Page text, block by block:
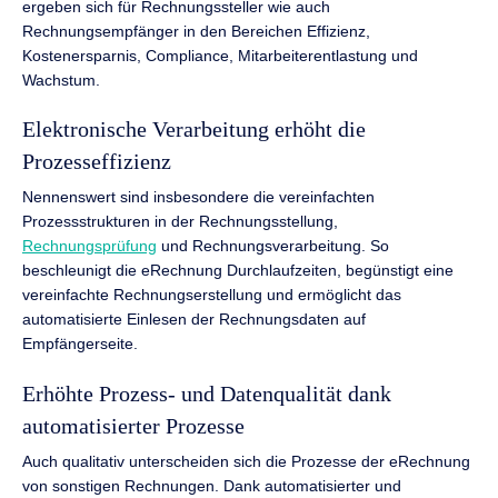
ergeben sich für Rechnungssteller wie auch
Rechnungsempfänger in den Bereichen Effizienz,
Kostenersparnis, Compliance, Mitarbeiterentlastung und
Wachstum.
Elektronische Verarbeitung erhöht die
Prozesseffizienz
Nennenswert sind insbesondere die vereinfachten
Prozessstrukturen in der Rechnungsstellung,
Rechnungsprüfung und Rechnungsverarbeitung. So
beschleunigt die eRechnung Durchlaufzeiten, begünstigt eine
vereinfachte Rechnungserstellung und ermöglicht das
automatisierte Einlesen der Rechnungsdaten auf
Empfängerseite.
Erhöhte Prozess- und Datenqualität dank
automatisierter Prozesse
Auch qualitativ unterscheiden sich die Prozesse der eRechnung
von sonstigen Rechnungen. Dank automatisierter und